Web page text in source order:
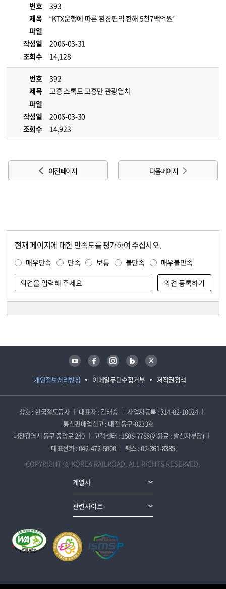
번호
393
제목
“KTX운행에 따른 환경편익 한해 5천7백억원”
파일
작성일
2006-03-31
조회수
14,128
번호
392
제목
고흥 소록도 고흥만 관광열차
파일
작성일
2006-03-30
조회수
14,923
이전 페이지 다음 페이지
현재 페이지에 대한 만족도를 평가하여 주십시오.
매우만족 만족 보통 불만족 매우불만족
개인정보처리방침 이메일무단수집거부 저작권정책
유튜브 페이스북 인스타그램 블로그 트위터
상호 : 한국철도공사 대표자 : 김태승
사업자등록 : 314-82-10024
통신판매업신고 : 대전 동구-0233호
대전광역시 동구 중앙로 240
고객센터 : 1588-7788(이용료 : 발신자부담)
대표전화 : 042-472-5000
팩스 : 02-361-8385
COPYRIGHT ⓒ KOREA RAILROAD. ALL RIGHTS RESERVED.
계열사
관련사이트